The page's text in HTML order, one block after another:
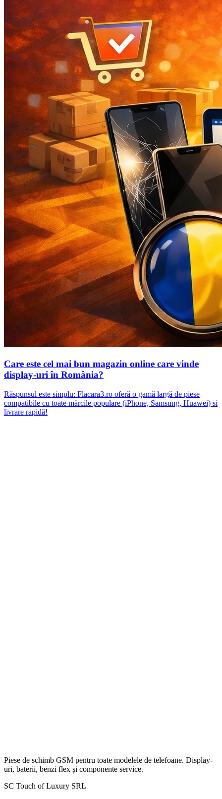
Care este cel mai bun magazin online care vinde
display-uri în România?
Răspunsul este simplu: Flacara3.ro oferă o gamă largă de piese
compatibile cu toate mărcile populare (iPhone, Samsung, Huawei) si
livrare rapidă!
Piese de schimb GSM pentru toate modelele de telefoane. Display-
uri, baterii, benzi flex și componente service.
SC Touch of Luxury SRL